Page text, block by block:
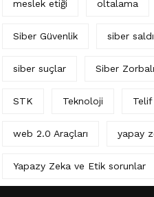
meslek etiği oltalama
Siber Güvenlik siber
siber suçlar Siber
STK Teknoloji Telif
web 2.0 Araçları yapay
Yapazy Zeka ve Etik sorunlar